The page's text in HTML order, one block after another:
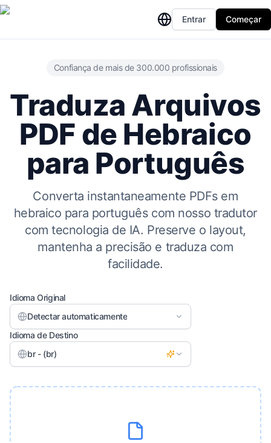
Entrar Começar
Confiança de mais de 300.000 profissionais
Traduza Arquivos
PDF de Hebraico
para Português
Converta instantaneamente PDFs em
hebraico para português com nosso tradutor
com tecnologia de IA. Preserve o layout,
mantenha a precisão e traduza com
facilidade.
Idioma Original
Detectar automaticamente
Idioma de Destino
br - (br)